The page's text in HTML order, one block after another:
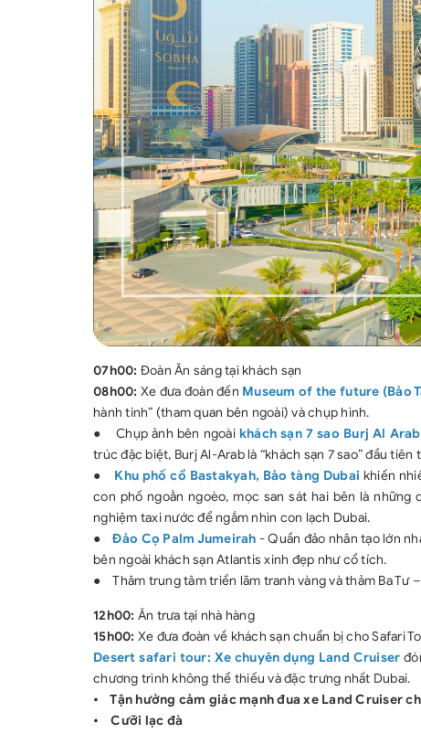
07h00: Đoàn Ăn sáng tại khách sạn
08h00: Xe đưa đoàn đến Museum of the future (Bảo
hành tinh” (tham quan bên ngoài) và chụp hình.
●
Chụp ảnh bên ngoàikhách sạn 7 sao Burj Al Arab
trúc đặc biệt, Burj Al-Arab là “khách sạn 7 sao” đầu
●
Khu phố cổ Bastakyah, Bảo tàng Dubai khiến
con phố ngoằn ngoèo, mọc san sát hai bên là
nghiệm taxi nước để ngắm nhìn con lạch Dubai.
●
Đảo Cọ Palm Jumeirah - Quần đảo nhân tạo lớn
bên ngoài khách sạn Atlantis xinh đẹp như cổ tích.
●
Thăm trung tâm triển lãm tranh vàng và thảm Ba Tư
12h00: Ăn trưa tại nhà hàng
15h00: Xe đưa đoàn về khách sạn chuẩn bị cho Safari
Desert safari tour: Xe chuyên dụng Land Cruiser
chương trình không thể thiếu và đặc trưng nhất Dubai.
• Tận hưởng cảm giác mạnh đua xe Land Cruiser
• Cưỡi lạc đà